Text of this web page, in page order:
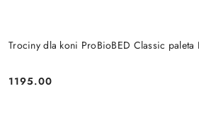
Trociny dla koni ProBioBED Classic paleta
Cena:
1195.00